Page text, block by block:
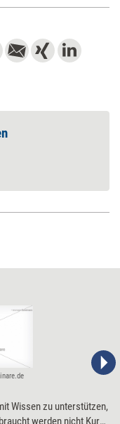
Wissen zu unterstützen,